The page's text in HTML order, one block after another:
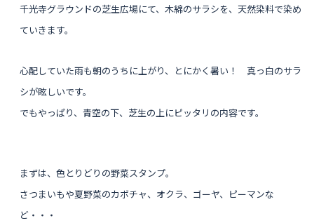
千光寺グラウンドの芝生広場にて、木綿のサラシを、天然染料で染め
ていきます。
心配していた雨も朝のうちに上がり、 とにかく暑い！ 真っ白のサラ
シが眩しいです。
でもやっぱり、青空の下、芝生の上にピッタリの内容です。
まずは、色とりどりの野菜スタンプ。
さつまいもや夏野菜のカボチャ、オクラ、ゴーヤ、ピーマンな
ど・・・